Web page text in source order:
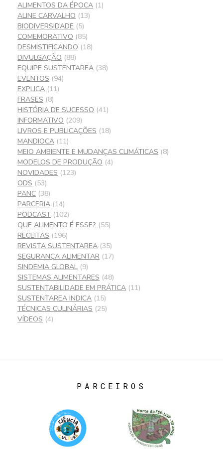
ALIMENTOS DA ÉPOCA (1)
ALINE CARVALHO (13)
BIODIVERSIDADE (5)
COMEMORATIVO (85)
DESMISTIFICANDO (18)
DIVULGAÇÃO (88)
EQUIPE SUSTENTAREA (38)
EVENTOS (94)
EXPLICA (11)
FRASES (8)
HISTÓRIA DE SUCESSO (41)
INFORMATIVO (209)
LIVROS E PUBLICAÇÕES (18)
MANDIOCA (11)
MEIO AMBIENTE E MUDANÇAS CLIMÁTICAS (8)
MODELOS DE PRODUÇÃO (4)
NOVIDADES (123)
ODS (53)
PANC (38)
PARCERIA (14)
PODCAST (102)
QUE ALIMENTO É ESSE? (55)
RECEITAS (196)
REVISTA SUSTENTAREA (35)
SEGURANÇA ALIMENTAR (17)
SINDEMIA GLOBAL (9)
SISTEMAS ALIMENTARES (48)
SUSTENTABILIDADE EM PRÁTICA (11)
SUSTENTAREA INDICA (15)
TÉCNICAS CULINÁRIAS (25)
VÍDEOS (4)
PARCEIROS